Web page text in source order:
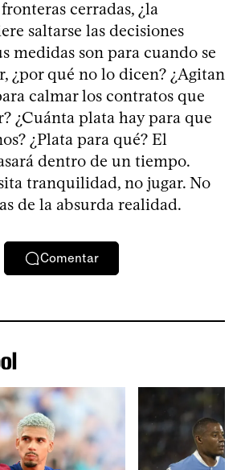
cerradas, ¿la
saltarse las decisiones
medidas son para cuando se
¿por qué no lo dicen? ¿Agitan
calmar los contratos que
¿Cuánta plata hay para que
¿Plata para qué? El
dentro de un tiempo.
tranquilidad, no jugar. No
de la absurda realidad.
Comentar